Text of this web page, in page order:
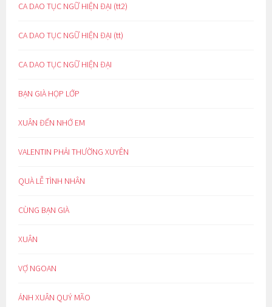
CA DAO TỤC NGỮ HIỆN ĐẠI (tt2)
CA DAO TỤC NGỮ HIỆN ĐẠI (tt)
CA DAO TỤC NGỮ HIỆN ĐẠI
BẠN GIÀ HỌP LỚP
XUÂN ĐẾN NHỚ EM
VALENTIN PHẢI THƯỜNG XUYÊN
QUÀ LỄ TÌNH NHÂN
CÙNG BẠN GIÀ
XUÂN
VỢ NGOAN
ÁNH XUÂN QUÝ MÃO